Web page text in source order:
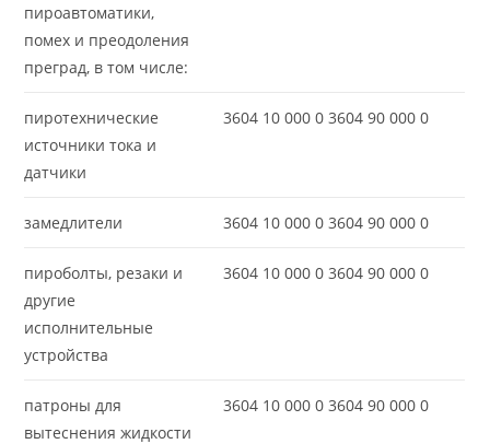
пироавтоматики,
помех и преодоления
преград, в том числе:
пиротехнические
источники тока и
датчики
3604 10 000 0 3604 90 000 0
замедлители 3604 10 000 0 3604 90 000 0
пироболты, резаки и
другие
исполнительные
устройства
3604 10 000 0 3604 90 000 0
патроны для
вытеснения жидкости
3604 10 000 0 3604 90 000 0